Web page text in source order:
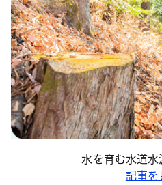
水を育む水道
記事を